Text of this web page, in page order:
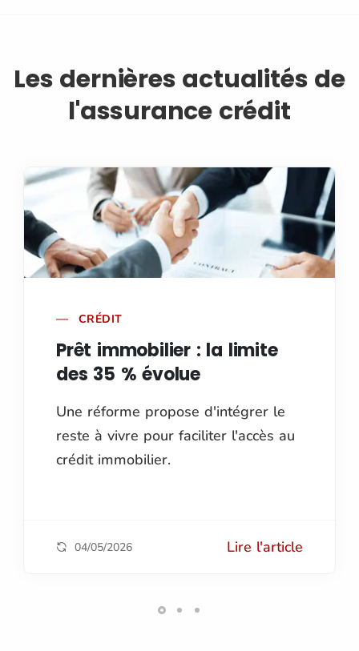
Les dernières actualités de
l'assurance crédit
CRÉDIT
Prêt immobilier : la limite
des 35 % évolue
Une réforme propose d'intégrer le
reste à vivre pour faciliter l'accès au
crédit immobilier.
04/05/2026 Lire l'article